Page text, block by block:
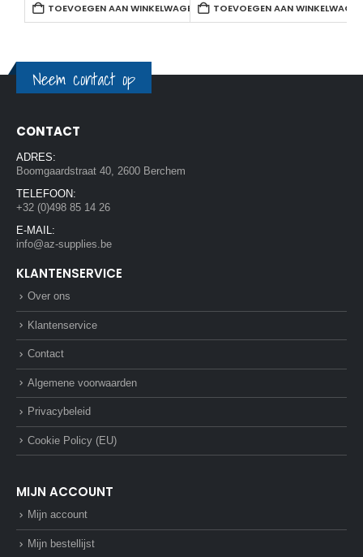
TOEVOEGEN AAN WINKELWAGEN TOEVOEGEN AAN
Neem contact op
CONTACT
ADRES:
Boomgaardstraat 40, 2600 Berchem
TELEFOON:
+32 (0)498 85 14 26
E-MAIL:
info@az-supplies.be
KLANTENSERVICE
Over ons
Klantenservice
Contact
Algemene voorwaarden
Privacybeleid
Cookie Policy (EU)
MIJN ACCOUNT
Mijn account
Mijn bestellijst